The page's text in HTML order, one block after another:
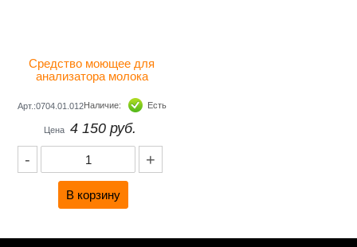
Средство моющее для
анализатора молока
Арт.:0704.01.012Наличие: Есть
Цена 4 150 руб.
- +